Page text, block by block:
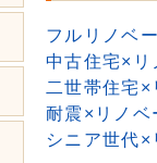
フルリノベ
中古住宅×リ
二世帯住宅×
耐震×リノベ
シニア世代×